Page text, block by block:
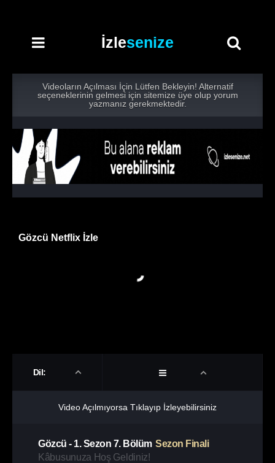
İzlesenize
Videoların Açılması İçin Lütfen Bekleyin! Alternatif
seçeneklerinin gelmesi için sitemize üye olup yorum
yazmanız gerekmektedir.
Gözcü Netflix İzle
Dil:
Video Açılmıyorsa Tıklayıp İzleyebilirsiniz
Gözcü - 1. Sezon 7. Bölüm Sezon Finali
Kâbusunuza Hoş Geldiniz!